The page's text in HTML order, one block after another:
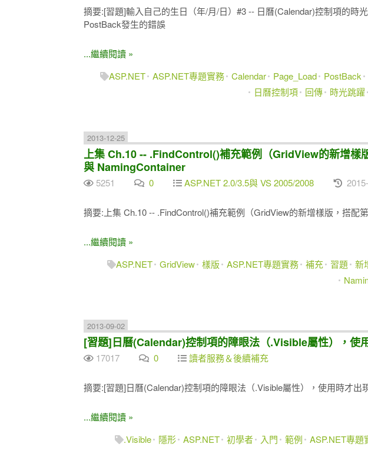
摘要:[習題]輸入自己的生日（年/月/日）#3 -- 日曆(Calendar)控制項的時
PostBack發生的錯誤
...繼續閱讀 »
ASP.NET ASP.NET專題實務 Calendar Page_Load PostBack
日曆控制項
回傳 時光跳躍
2013-12-25
上集 Ch.10 -- .FindControl()補充範例（GridView的新增樣
與 NamingContainer
5251 0 ASP.NET 2.0/3.5與 VS 2005/2008
摘要:上集 Ch.10 -- .FindControl()補充範例（GridView的新增樣版，搭配第
...繼續閱讀 »
ASP.NET GridView 樣版 ASP.NET專題實務 補充 習題 新
2013-09-02
[習題]日曆(Calendar)控制項的障眼法（.Visible屬性），使
17017 0 讀者服務＆後續補充
摘要:[習題]日曆(Calendar)控制項的障眼法（.Visible屬性），使用時才出
...繼續閱讀 »
.Visible
隱形 ASP.NET 初學者 入門 範例 ASP.NET專題